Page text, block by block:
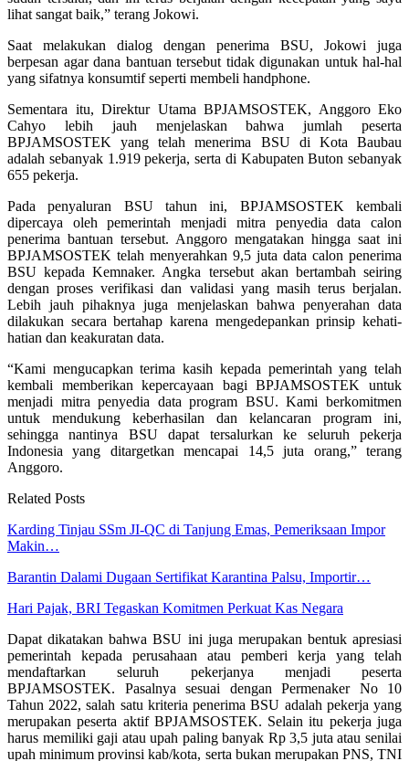
lihat sangat baik,” terang Jokowi.
Saat melakukan dialog dengan penerima BSU, Jokowi juga
berpesan agar dana bantuan tersebut tidak digunakan untuk hal-hal
yang sifatnya konsumtif seperti membeli handphone.
Sementara itu, Direktur Utama BPJAMSOSTEK, Anggoro Eko
Cahyo lebih jauh menjelaskan bahwa jumlah peserta
BPJAMSOSTEK yang telah menerima BSU di Kota Baubau
adalah sebanyak 1.919 pekerja, serta di Kabupaten Buton sebanyak
655 pekerja.
Pada penyaluran BSU tahun ini, BPJAMSOSTEK kembali
dipercaya oleh pemerintah menjadi mitra penyedia data calon
penerima bantuan tersebut. Anggoro mengatakan hingga saat ini
BPJAMSOSTEK telah menyerahkan 9,5 juta data calon penerima
BSU kepada Kemnaker. Angka tersebut akan bertambah seiring
dengan proses verifikasi dan validasi yang masih terus berjalan.
Lebih jauh pihaknya juga menjelaskan bahwa penyerahan data
dilakukan secara bertahap karena mengedepankan prinsip kehati-
hatian dan keakuratan data.
“Kami mengucapkan terima kasih kepada pemerintah yang telah
kembali memberikan kepercayaan bagi BPJAMSOSTEK untuk
menjadi mitra penyedia data program BSU. Kami berkomitmen
untuk mendukung keberhasilan dan kelancaran program ini,
sehingga nantinya BSU dapat tersalurkan ke seluruh pekerja
Indonesia yang ditargetkan mencapai 14,5 juta orang,” terang
Anggoro.
Related Posts
Karding Tinjau SSm JI-QC di Tanjung Emas, Pemeriksaan Impor
Makin…
Barantin Dalami Dugaan Sertifikat Karantina Palsu, Importir…
Hari Pajak, BRI Tegaskan Komitmen Perkuat Kas Negara
Dapat dikatakan bahwa BSU ini juga merupakan bentuk apresiasi
pemerintah kepada perusahaan atau pemberi kerja yang telah
mendaftarkan seluruh pekerjanya menjadi peserta
BPJAMSOSTEK. Pasalnya sesuai dengan Permenaker No 10
Tahun 2022, salah satu kriteria penerima BSU adalah pekerja yang
merupakan peserta aktif BPJAMSOSTEK. Selain itu pekerja juga
harus memiliki gaji atau upah paling banyak Rp 3,5 juta atau senilai
upah minimum provinsi kab/kota, serta bukan merupakan PNS, TNI